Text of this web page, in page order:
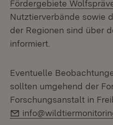
Fördergebiete
Nutztierverbände sowie
der Regionen sind über
informiert.
Eventuelle
sollten umgehend der
Forschungsanstalt in
E-Mail: